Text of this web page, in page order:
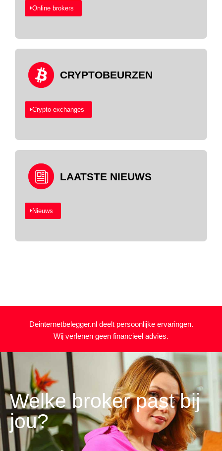
Online brokers
CRYPTOBEURZEN
Crypto exchanges
LAATSTE NIEUWS
Nieuws
Deinternetbelegger.nl deelt persoonlijke ervaringen.
Wij verlenen geen financieel advies.
Welke broker past bij
jou?